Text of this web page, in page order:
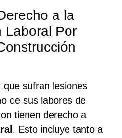
a la
Laboral Por
que sufran lesiones
de sus labores de
tienen derecho a
. Esto incluye tanto a